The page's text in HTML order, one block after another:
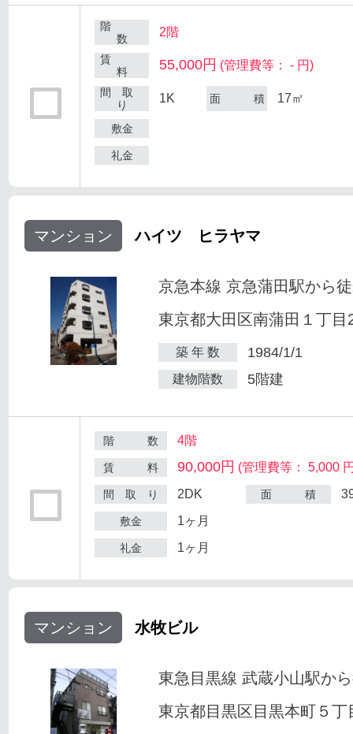
階
数
2階
賃
料
55,000円 (管理費等： - 円)
間 取
り
1K 面 積 17㎡
敷金
礼金
マンション ハイツ ヒラヤマ
京急本線 京急蒲田駅から
東京都大田区南蒲田１丁目
築 年 数 1984/1/1
建物階数 5階建
階 数 4階
賃 料 90,000円 (管理費等： 5,000
間 取 り 2DK 面 積
敷金 1ヶ月
礼金 1ヶ月
マンション 水牧ビル
東急目黒線 武蔵小山駅か
東京都目黒区目黒本町５丁